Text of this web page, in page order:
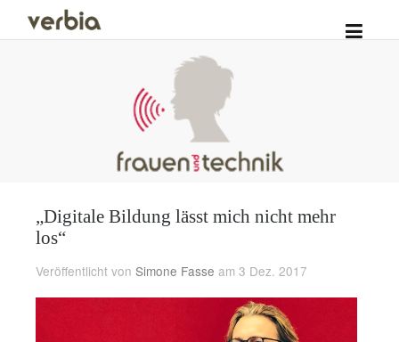
„Digitale Bildung lässt mich nicht mehr
los“
Veröffentlicht von Simone Fasse am 3 Dez. 2017